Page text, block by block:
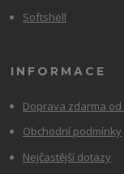
Softshell
INFORMACE
Doprava zdarma od
Obchodní podmínky
Nejčastější dotazy